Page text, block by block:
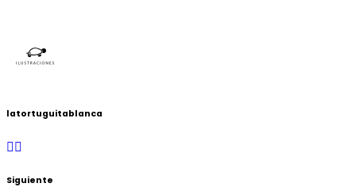
latortuguitablanca
Siguiente